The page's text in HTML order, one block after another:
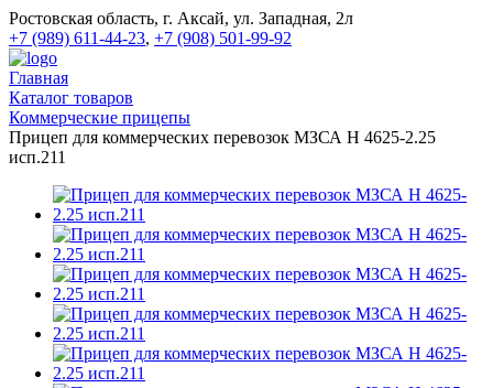
Ростовская область, г. Аксай, ул. Западная, 2л
+7 (989) 611-44-23, +7 (908) 501-99-92
Главная
Каталог товаров
Коммерческие прицепы
Прицеп для коммерческих перевозок МЗСА H 4625-2.25
исп.211